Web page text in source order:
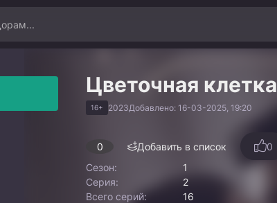
Цветочная клетка
16+ 2023Добавлено: 16-03-2025, 19:20
0 Добавить в список 0
Сезон:
1
Серия:
2
Всего серий:
16